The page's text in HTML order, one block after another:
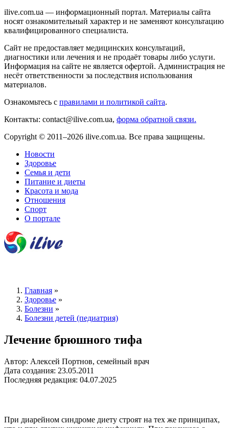
ilive.com.ua — информационный портал. Материалы сайта
носят ознакомительный характер и не заменяют консультацию
квалифицированного специалиста.
Сайт не предоставляет медицинских консультаций,
диагностики или лечения и не продаёт товары либо услуги.
Информация на сайте не является офертой. Администрация не
несёт ответственности за последствия использования
материалов.
Ознакомьтесь с правилами и политикой сайта.
Контакты: contact@ilive.com.ua, форма обратной связи.
Copyright © 2011–2026 ilive.com.ua. Все права защищены.
Новости
Здоровье
Семья и дети
Питание и диеты
Красота и мода
Отношения
Спорт
О портале
Главная »
Здоровье »
Болезни »
Болезни детей (педиатрия)
Лечение брюшного тифа
Автор: Алексей Портнов, семейный врач
Дата создания: 23.05.2011
Последняя редакция: 04.07.2025
При диарейном синдроме диету строят на тех же принципах,